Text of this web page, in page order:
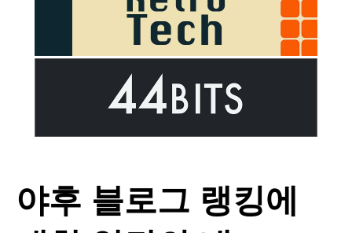
야후 블로그 랭킹에